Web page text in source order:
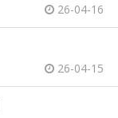
26-04-16
26-04-15